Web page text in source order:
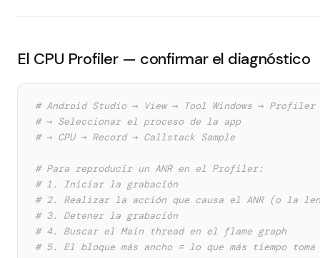
El CPU Profiler — confirmar el diagnóstico
# Android Studio → View → Tool Windows → Profiler
# → Seleccionar el proceso de la app
# → CPU → Record → Callstack Sample
# Para reproducir un ANR en el Profiler:
# 1. Iniciar la grabación
# 2. Realizar la acción que causa el ANR (o la
# 3. Detener la grabación
# 4. Buscar el Main thread en el flame graph
# 5. El bloque más ancho = lo que más tiempo toma